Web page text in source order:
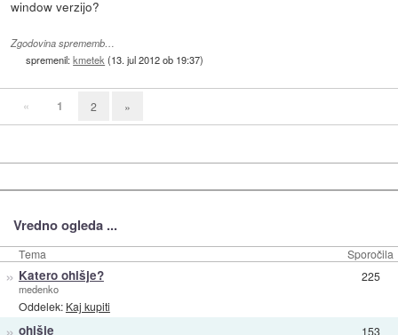
window verzijo?
Zgodovina sprememb…
spremenil:kmetek(13. jul 2012 ob 19:37)
« 1 2 »
Vredno ogleda ...
Tema Sporočila
» Katero ohišje?
medenko
Oddelek: Kaj kupiti
225
ohišje 153